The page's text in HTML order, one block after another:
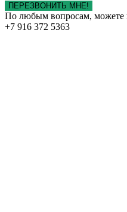
ПЕРЕЗВОНИТЬ МНЕ!
По любым вопросам, можете
+7 916 372 5363